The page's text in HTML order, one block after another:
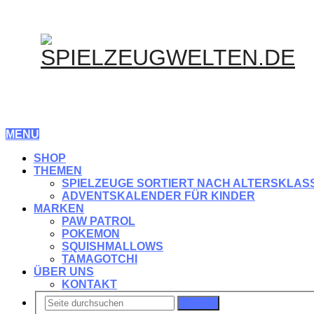
MENU
SHOP
THEMEN
SPIELZEUGE SORTIERT NACH
ADVENTSKALENDER FÜR KINDER
MARKEN
PAW PATROL
POKEMON
SQUISHMALLOWS
TAMAGOTCHI
ÜBER UNS
KONTAKT